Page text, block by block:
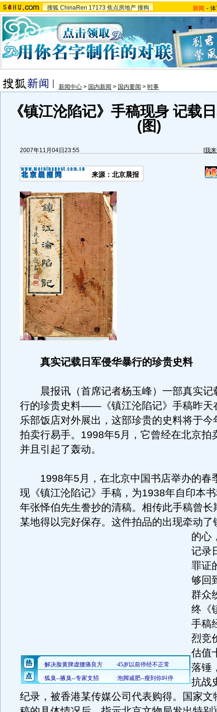
搜狐 ChinaRen 17173 焦点房地产 搜狗 新闻 -
新闻中心 > 国内新闻 > 国内要闻 > 时事
《镇江沦陷记》手稿现身 记载
(图)
2007年11月04日23:55 [我
来源：北京晨报
真实记载日军侵华暴行的珍贵史料
晨报讯（首席记者杨玉峰）一部真实记
行的珍贵史料——《镇江沦陷记》手稿昨天
乐部饭店对外展出，这部珍贵的史料将于今
拍卖行易手。1998年5月，它曾经在北京拍
并且引起了轰动。
1998年5月，在北京中国书店举办的春
现《镇江沦陷记》手稿，为1938年自印本
年张怿伯先生誊抄的清稿。相传此手稿曾长
某地得以完好保存。 这件拍品的出现牵动了
的心
记录
罪证
够回
群众
终《
手稿
烈竞
估值
落锤
抗战
纪录，被香港某传媒公司代表购得。国家文